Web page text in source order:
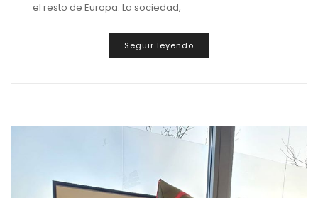
el resto de Europa. La sociedad,
Seguir leyendo